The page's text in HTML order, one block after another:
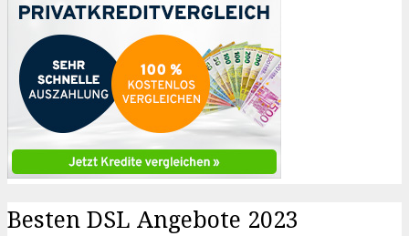
Besten DSL Angebote 2023